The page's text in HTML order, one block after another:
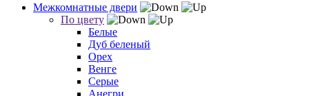
Межкомнатные двери
По цвету
Белые
Дуб беленый
Орех
Венге
Серые
Анегри